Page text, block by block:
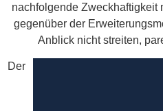
nachfolgende Zweckhaftigkeit
gegenüber der
Anblick nicht streiten,
Der